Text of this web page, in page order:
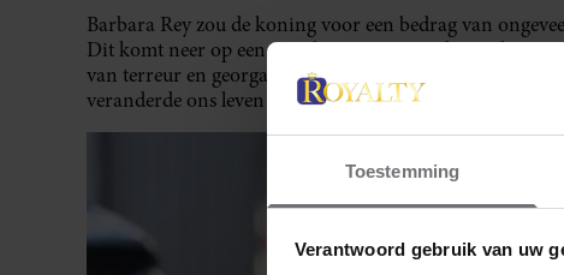
Toestemming
Verantwoord gebruik van uw
Barbara Rey zou de koning voor een bedrag van
Dit komt neer op een totaal van ongeveer drie miljoen
van terreur en georganiseerde misdaad. Angel Cristo
veranderde ons leven in positieve zin.”